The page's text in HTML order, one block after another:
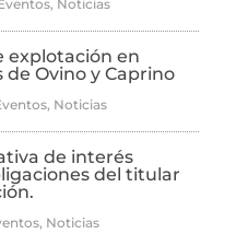
, Noticias
explotación en
de Ovino y Caprino
, Noticias
de interés
del titular
, Noticias